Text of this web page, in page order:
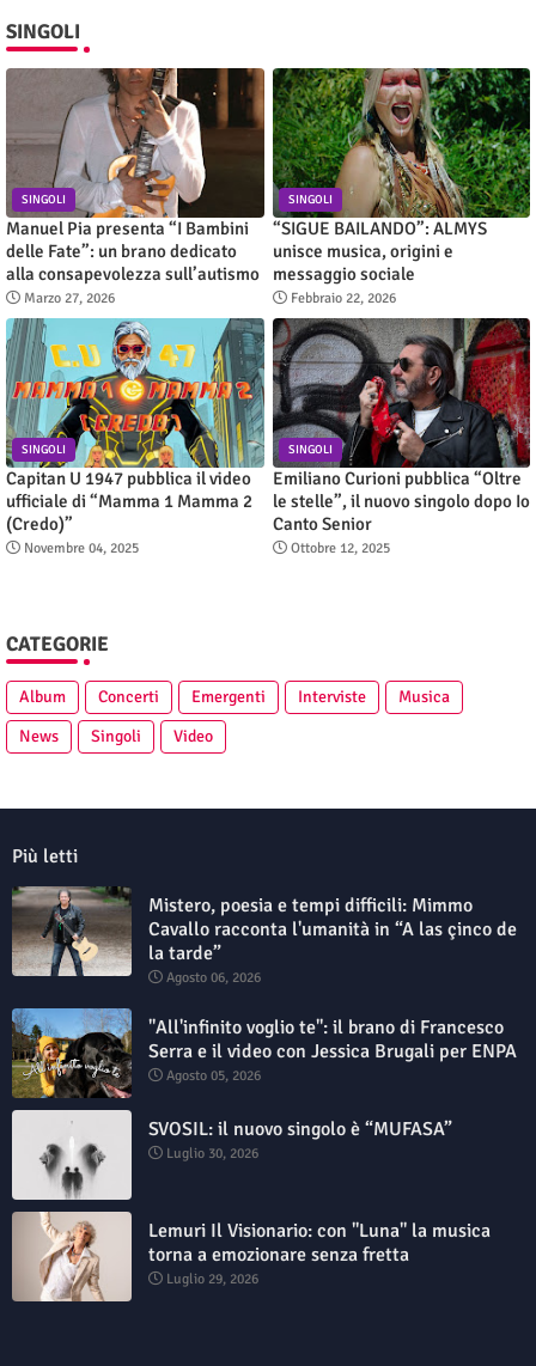
SINGOLI
SINGOLI
Manuel Pia presenta “I Bambini
delle Fate”: un brano dedicato
alla consapevolezza sull’autismo
Marzo 27, 2026
SINGOLI
“SIGUE BAILANDO”: ALMYS
unisce musica, origini e
messaggio sociale
Febbraio 22, 2026
SINGOLI
Capitan U 1947 pubblica il video
ufficiale di “Mamma 1 Mamma 2
(Credo)”
Novembre 04, 2025
SINGOLI
Emiliano Curioni pubblica “Oltre
le stelle”, il nuovo singolo dopo Io
Canto Senior
Ottobre 12, 2025
CATEGORIE
Album Concerti Emergenti Interviste
Musica
News
Singoli Video
Più letti
Mistero, poesia e tempi difficili: Mimmo
Cavallo racconta l'umanità in “A las çinco de
la tarde”
Agosto 06, 2026
"All'infinito voglio te": il brano di Francesco
Serra e il video con Jessica Brugali per ENPA
Agosto 05, 2026
SVOSIL: il nuovo singolo è “MUFASA”
Luglio 30, 2026
Lemuri Il Visionario: con "Luna" la musica
torna a emozionare senza fretta
Luglio 29, 2026